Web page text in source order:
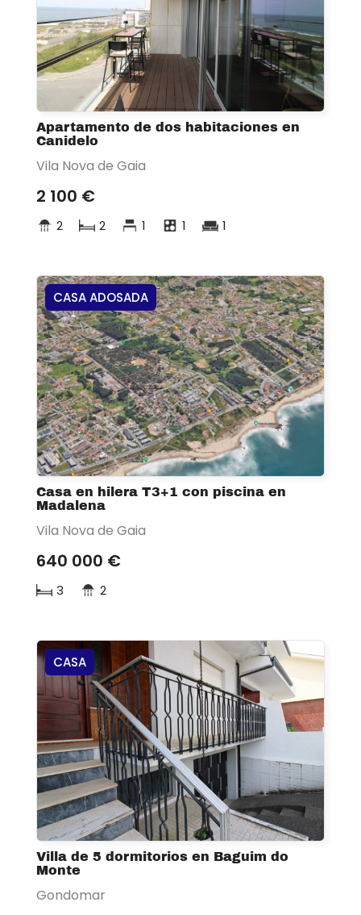
Apartamento de dos habitaciones en
Canidelo
Vila Nova de Gaia
2 100 €
2 2 1 1 1
CASA ADOSADA
Casa en hilera T3+1 con piscina en
Madalena
Vila Nova de Gaia
640 000 €
3 2
CASA
Villa de 5 dormitorios en Baguim do
Monte
Gondomar